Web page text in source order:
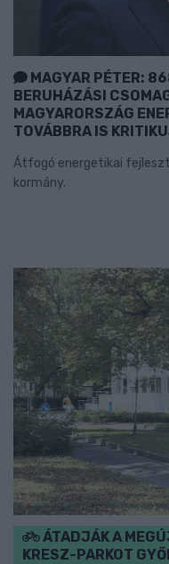
MAGYAR PÉTER:
BERUHÁZÁSI
MAGYARORSZÁG
TOVÁBBRA IS
Átfogó energetikai
kormány.
ÁTADJÁK A
KRESZ-PARKOT